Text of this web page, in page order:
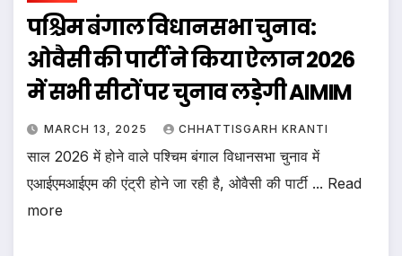
पश्चिम बंगाल विधानसभा चुनाव:
ओवैसी की पार्टी ने किया ऐलान 2026
में सभी सीटों पर चुनाव लड़ेगी AIMIM
MARCH 13, 2025 CHHATTISGARH KRANTI
साल 2026 में होने वाले पश्चिम बंगाल विधानसभा चुनाव में
एआईएमआईएम की एंट्री होने जा रही है, ओवैसी की पार्टी ... Read
more